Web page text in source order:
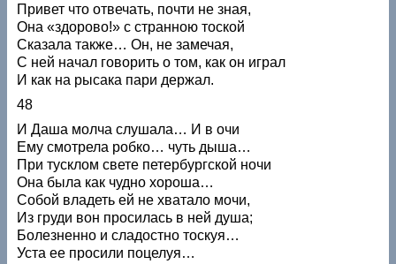
Привет что отвечать, почти не зная,
Она «здорово!» с странною тоской
Сказала также… Он, не замечая,
С ней начал говорить о том, как он играл
И как на рысака пари держал.
48
И Даша молча слушала… И в очи
Ему смотрела робко… чуть дыша…
При тусклом свете петербургской ночи
Она была как чудно хороша…
Собой владеть ей не хватало мочи,
Из груди вон просилась в ней душа;
Болезненно и сладостно тоскуя…
Уста ее просили поцелуя…